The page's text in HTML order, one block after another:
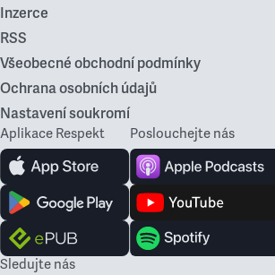
Inzerce
RSS
Všeobecné obchodní podmínky
Ochrana osobních údajů
Nastavení soukromí
Aplikace Respekt Poslouchejte nás
Sledujte nás